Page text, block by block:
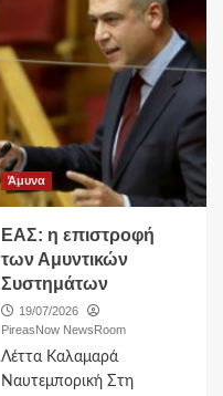
Άμυνα
ΕΑΣ: η επιστροφή
των Αμυντικών
Συστημάτων
19/07/2026
PireasNow NewsRoom
Λέττα Καλαμαρά
Ναυτεμπορική Στη